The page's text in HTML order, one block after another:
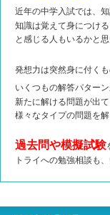
近年の中学入試では、知
知識は覚えて身につけ
と感じる人もいるかと思
発想力は突然身に付くも
いくつもの解答パターン
新たに解ける問題が出て
様々なタイプの問題を
過去問や模擬試験
トライへの勉強相談も